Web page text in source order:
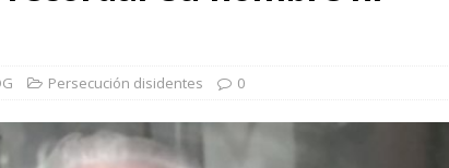
Persecución disidentes 0